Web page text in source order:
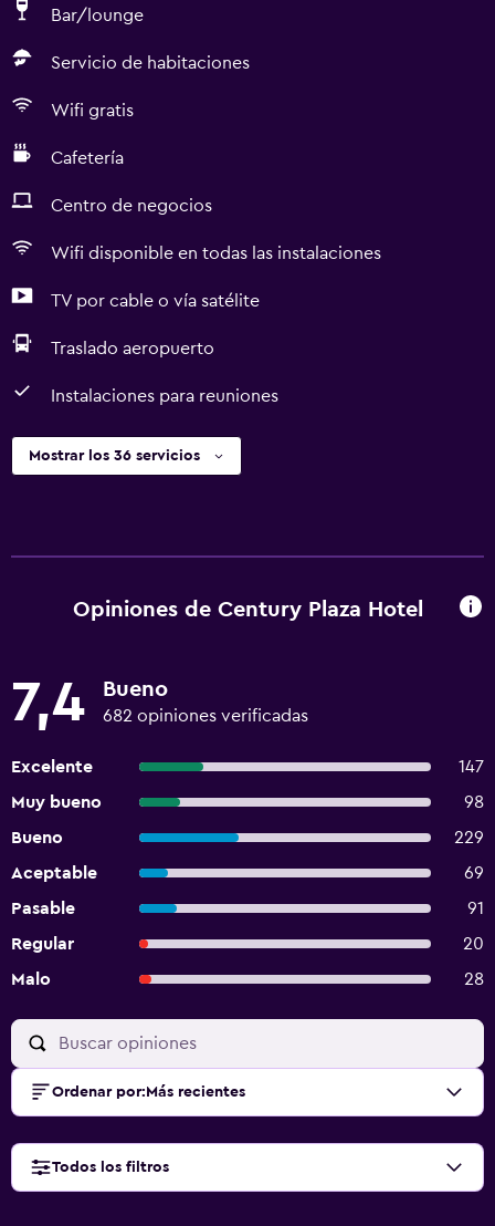
Bar/lounge
Servicio de habitaciones
Wifi gratis
Cafetería
Centro de negocios
Wifi disponible en todas las instalaciones
TV por cable o vía satélite
Traslado aeropuerto
Instalaciones para reuniones
Mostrar los 36 servicios
Opiniones de Century Plaza Hotel
7,4 Bueno
682 opiniones verificadas
Excelente
147
Muy bueno
98
Bueno
229
Aceptable
69
Pasable
91
Regular
20
Malo
28
Ordenar por: Más recientes
Todos los filtros